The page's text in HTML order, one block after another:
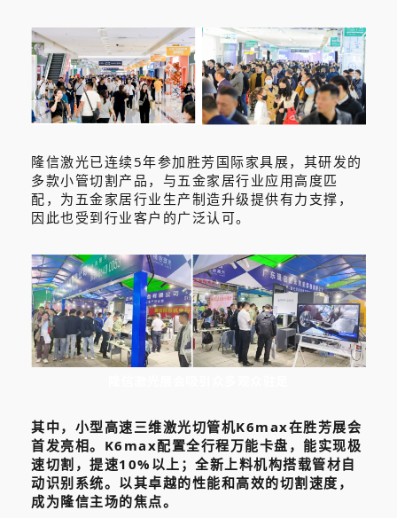
隆信激光已连续5年参加胜芳国际家具展，其研发的
多款小管切割产品，与五金家居行业应用高度匹
配，为五金家居行业生产制造升级提供有力支撑，
因此也受到行业客户的广泛认可。
其中，小型高速三维激光切管机K6max在胜芳展会
首发亮相。K6max配置全行程万能卡盘，能实现极
速切割，提速10%以上；全新上料机构搭载管材自
动识别系统。以其卓越的性能和高效的切割速度，
成为隆信主场的焦点。